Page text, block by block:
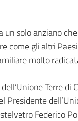
solo anziano
come gli altri
molto
Terre di
Federico